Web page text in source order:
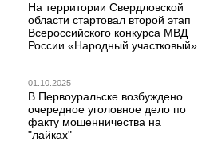
На территории Свердловской
области стартовал второй этап
Всероссийского конкурса МВД
России «Народный участковый»
01.10.2025
В Первоуральске возбуждено
очередное уголовное дело по
факту мошенничества на
"лайках"